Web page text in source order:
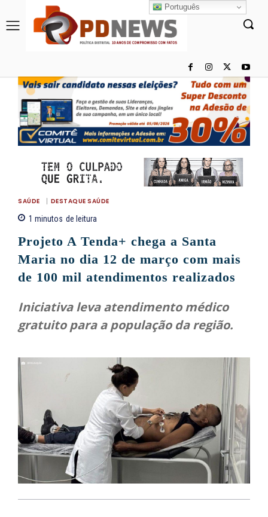
SAÚDE DESTAQUE SAÚDE
1 minutos de leitura
Projeto A Tenda+ chega a Santa
Maria no dia 12 de março com mais
de 100 mil atendimentos realizados
Iniciativa leva atendimento médico
gratuito para a população da região.
Português